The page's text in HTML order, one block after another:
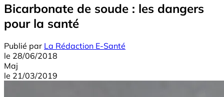
Bicarbonate de soude : les dangers
pour la santé
Publié par La Rédaction E-Santé
le 28/06/2018
Maj
le 21/03/2019